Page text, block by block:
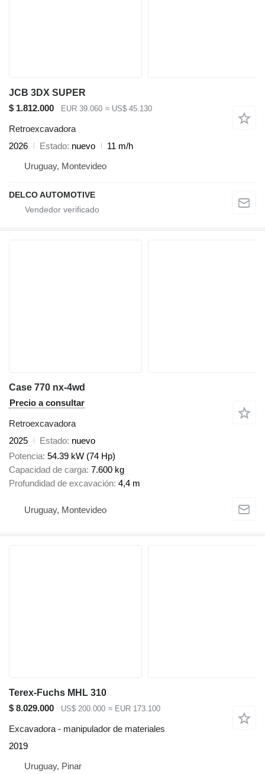
JCB 3DX SUPER
$ 1.812.000
EUR 39.060 ≈ US$ 45.130
Retroexcavadora
2026
Estado nuevo
11 m/h
Uruguay, Montevideo
DELCO AUTOMOTIVE
Case 770 nx-4wd
Precio a consultar
Retroexcavadora
2025
Estado nuevo
Potencia 54.39 kW (74 Hp)
Capacidad de carga 7.600 kg
Profundidad de excavación 4,4 m
Uruguay, Montevideo
Terex-Fuchs MHL 310
$ 8.029.000
US$ 200.000 ≈ EUR 173.100
Excavadora - manipulador de materiales
2019
Uruguay, Pinar